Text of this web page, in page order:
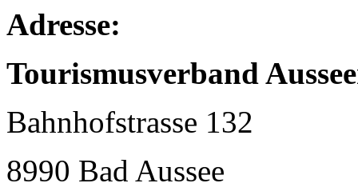
Adresse:
Tourismusverband
Bahnhofstrasse 132
8990 Bad Aussee